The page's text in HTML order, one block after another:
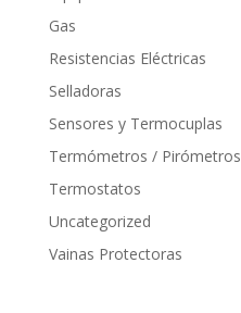
Gas
Resistencias Eléctricas
Selladoras
Sensores y Termocuplas
Termómetros / Pirómetros
Termostatos
Uncategorized
Vainas Protectoras